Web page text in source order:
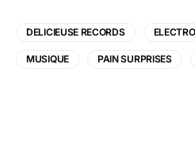
DELICIEUSE RECORDS ELECTRO
MUSIQUE PAIN SURPRISES